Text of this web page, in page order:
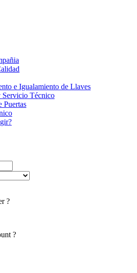
e Igualamiento de Llaves
Servicio Técnico
Puertas
?
?